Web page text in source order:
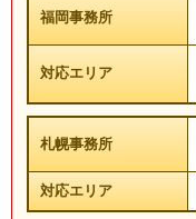
福岡事務所
対応エリア
札幌事務所
対応エリア